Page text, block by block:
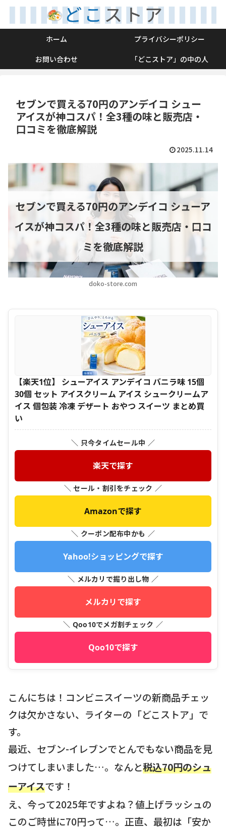
ホーム
プライバシーポリシー
お問い合わせ
「どこストア」の中の人
セブンで買える70円のアンデイコ シュー
アイスが神コスパ！全3種の味と販売店・
口コミを徹底解説
2025.11.14
doko-store.com
セブンで買える70円のアンデイコ シューア
イスが神コスパ！全3種の味と販売店・口コ
ミを徹底解説
【楽天1位】 シューアイス アンデイコ バニラ味 15個
30個 セット アイスクリーム アイス シュークリームア
イス 個包装 冷凍 デザート おやつ スイーツ まとめ買
い
＼ 只今タイムセール中 ／
楽天で探す
＼ セール・割引をチェック ／
Amazonで探す
＼ クーポン配布中かも ／
Yahoo!ショッピングで探す
＼ メルカリで掘り出し物 ／
メルカリで探す
＼ Qoo10でメガ割チェック ／
Qoo10で探す
こんにちは！コンビニスイーツの新商品チェッ
クは欠かさない、ライターの「どこストア」で
す。
最近、セブン-イレブンでとんでもない商品を見
つけてしまいました…。なんと税込70円のシュ
ーアイスです！
え、今って2025年ですよね？値上げラッシュの
このご時世に70円って…。正直、最初は「安か